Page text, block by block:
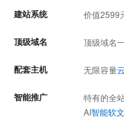
建站系统 价值2599
顶级域名 顶级域名
配套主机 无限容量
智能推广
特有的全
AI智能软文